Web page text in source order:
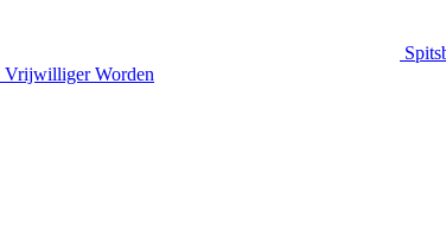
Vrijwilliger Worden